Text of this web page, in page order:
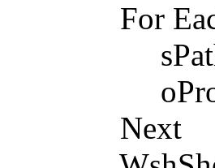
For Each
sPath =
Next